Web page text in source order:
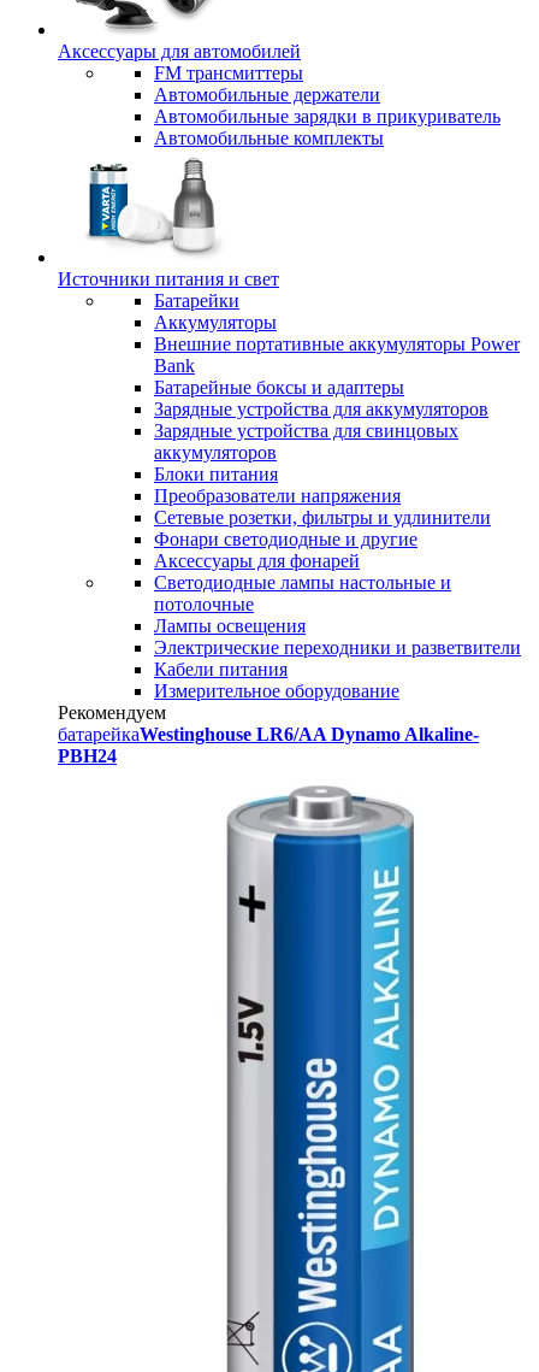
Аксессуары для автомобилей
FM трансмиттеры
Автомобильные держатели
Автомобильные зарядки в прикуриватель
Автомобильные комплекты
Источники питания и свет
Батарейки
Аккумуляторы
Внешние портативные аккумуляторы Power
Bank
Батарейные боксы и адаптеры
Зарядные устройства для аккумуляторов
Зарядные устройства для свинцовых
аккумуляторов
Блоки питания
Преобразователи напряжения
Сетевые розетки, фильтры и удлинители
Фонари светодиодные и другие
Аксессуары для фонарей
Светодиодные лампы настольные и
потолочные
Лампы освещения
Электрические переходники и разветвители
Кабели питания
Измерительное оборудование
Рекомендуем
батарейкаWestinghouse LR6/AA Dynamo Alkaline-
PBH24